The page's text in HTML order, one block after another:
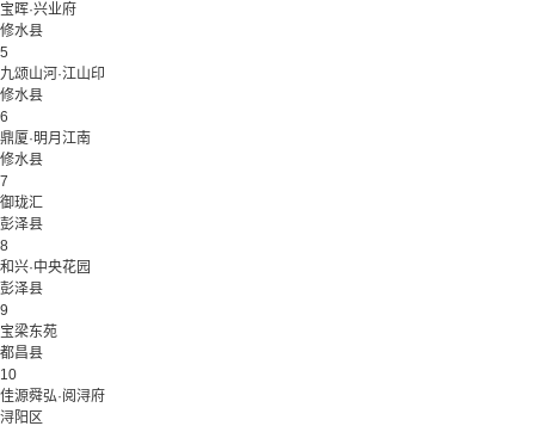
宝晖·兴业府
修水县
5
九颂山河·江山印
修水县
6
鼎厦·明月江南
修水县
7
御珑汇
彭泽县
8
和兴·中央花园
彭泽县
9
宝梁东苑
都昌县
10
佳源舜弘·阅浔府
浔阳区